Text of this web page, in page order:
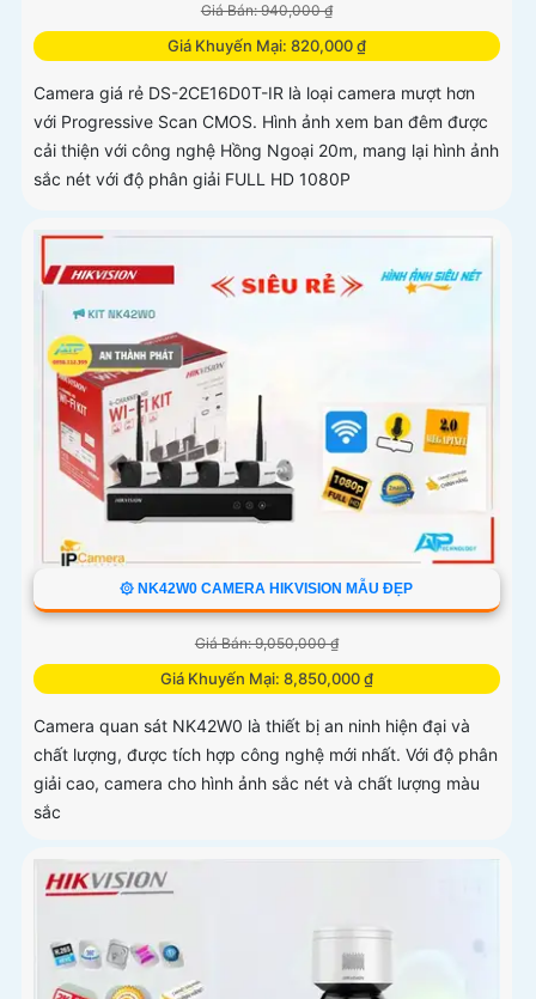
Giá Bán: 940,000 ₫
Giá Khuyến Mại: 820,000 ₫
Camera giá rẻ DS-2CE16D0T-IR là loại camera mượt hơn
với Progressive Scan CMOS. Hình ảnh xem ban đêm được
cải thiện với công nghệ Hồng Ngoại 20m, mang lại hình ảnh
sắc nét với độ phân giải FULL HD 1080P
۞ NK42W0 CAMERA HIKVISION MẪU ĐẸP
Giá Bán: 9,050,000 ₫
Giá Khuyến Mại: 8,850,000 ₫
Camera quan sát NK42W0 là thiết bị an ninh hiện đại và
chất lượng, được tích hợp công nghệ mới nhất. Với độ phân
giải cao, camera cho hình ảnh sắc nét và chất lượng màu
sắc